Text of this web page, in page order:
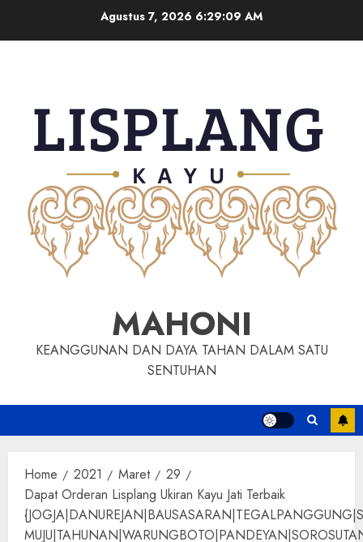
Agustus 7, 20266:29:10 AM
MAHONI
KEANGGUNAN DAN DAYA TAHAN DALAM SATU
SENTUHAN
Home 2021 Maret
29
Dapat Orderan Lisplang Ukiran Kayu Jati Terbaik